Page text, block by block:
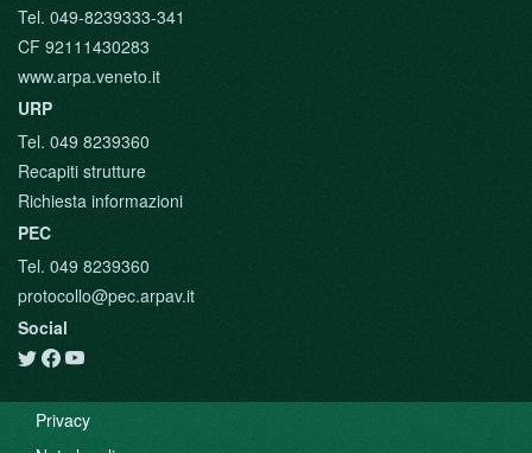
Tel. 049-8239333-341
CF 92111430283
www.arpa.veneto.it
URP
Tel. 049 8239360
Recapiti strutture
Richiesta informazioni
PEC
Tel. 049 8239360
protocollo@pec.arpav.it
Social
Privacy